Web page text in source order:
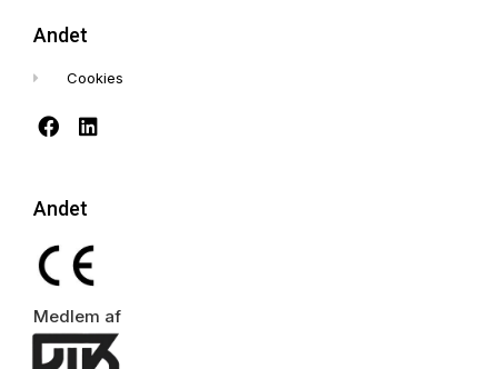
Andet
Cookies
Andet
Medlem af